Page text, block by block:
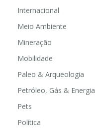
Internacional
Meio Ambiente
Mineração
Mobilidade
Paleo & Arqueologia
Petróleo, Gás & Energia
Pets
Política